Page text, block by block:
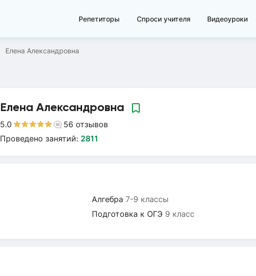
Репетиторы Спроси учителя Видеоуроки
Елена Александровна
Елена Александровна
5.0 56 отзывов
Проведено занятий: 2811
Алгебра 7-9 классы
Подготовка к ОГЭ 9 класс